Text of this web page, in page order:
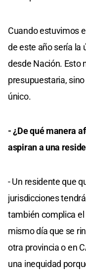
Cuando estuvimos
de este año sería la
desde Nación. Esto
presupuestaria,
único.
- ¿De qué manera
aspiran a una
- Un residente que
jurisdicciones
también complica el
mismo día que se
otra provincia o en
una inequidad